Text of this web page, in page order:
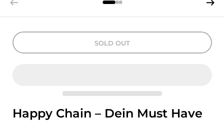
SOLD OUT
Happy Chain – Dein Must Have